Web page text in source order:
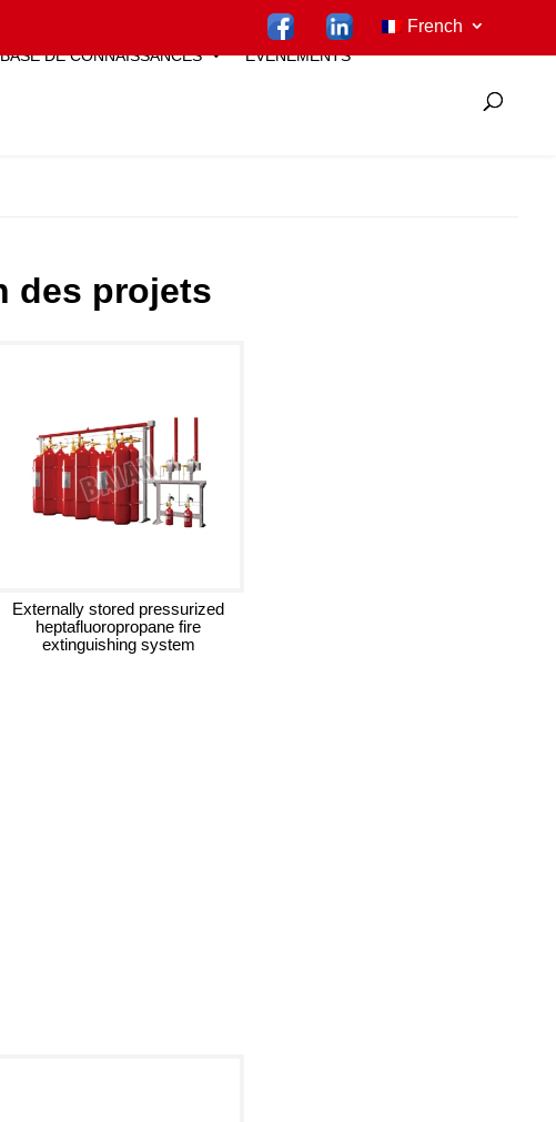
French
BASE DE CONNAISSANCES ÉVÉNEMENTS
des projets
Externally stored pressurized
heptafluoropropane fire
extinguishing system